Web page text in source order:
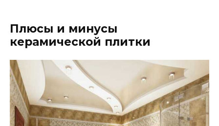
Плюсы и минусы
керамической плитки